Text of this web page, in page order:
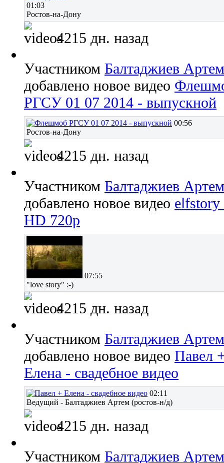
01:03
Ростов-на-Дону
4215 дн. назад
Участником Балтаджиев Артем
добавлено новое видео
РГСУ 01 07 2014 - выпускной
00:56
Ростов-на-Дону
4215 дн. назад
Участником Балтаджиев Артем
добавлено новое видео elfstory
HD 720p
07:55
"love story" :-)
4215 дн. назад
Участником Балтаджиев Артем
добавлено новое видео Павел
Елена - свадебное видео
02:11
Ведущий - Балтаджиев Артем (ростов-н/д)
4215 дн. назад
Участником Балтаджиев Артем